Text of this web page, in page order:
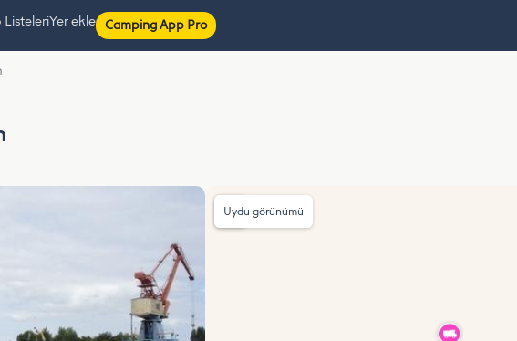
ListeleriYer ekle Camping App Pro
Uydu görünümü